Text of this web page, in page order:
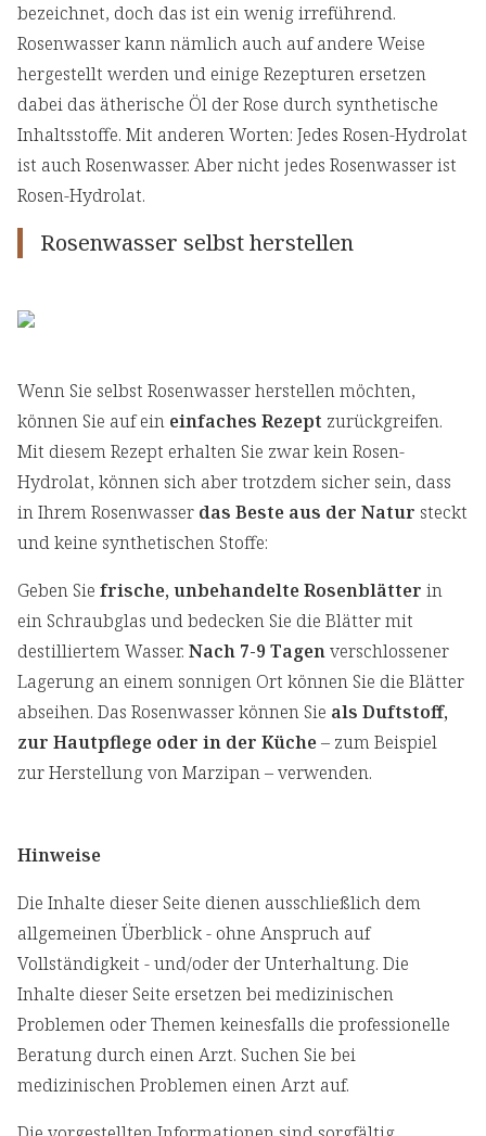
bezeichnet, doch das ist ein wenig irreführend.
Rosenwasser kann nämlich auch auf andere Weise
hergestellt werden und einige Rezepturen ersetzen
dabei das ätherische Öl der Rose durch synthetische
Inhaltsstoffe. Mit anderen Worten: Jedes Rosen-Hydrolat
ist auch Rosenwasser. Aber nicht jedes Rosenwasser ist
Rosen-Hydrolat.
Rosenwasser selbst herstellen
Wenn Sie selbst Rosenwasser herstellen möchten,
können Sie auf ein einfaches Rezept zurückgreifen.
Mit diesem Rezept erhalten Sie zwar kein Rosen-
Hydrolat, können sich aber trotzdem sicher sein, dass
in Ihrem Rosenwasser das Beste aus der Natur steckt
und keine synthetischen Stoffe:
Geben Sie frische, unbehandelte Rosenblätter in
ein Schraubglas und bedecken Sie die Blätter mit
destilliertem Wasser. Nach 7-9 Tagenverschlossener
Lagerung an einem sonnigen Ort können Sie die Blätter
abseihen. Das Rosenwasser können Sie als Duftstoff,
zur Hautpflege oder in der Küche– zum Beispiel
zur Herstellung von Marzipan – verwenden.
Hinweise
Die Inhalte dieser Seite dienen ausschließlich dem
allgemeinen Überblick - ohne Anspruch auf
Vollständigkeit - und/oder der Unterhaltung. Die
Inhalte dieser Seite ersetzen bei medizinischen
Problemen oder Themen keinesfalls die professionelle
Beratung durch einen Arzt. Suchen Sie bei
medizinischen Problemen einen Arzt auf.